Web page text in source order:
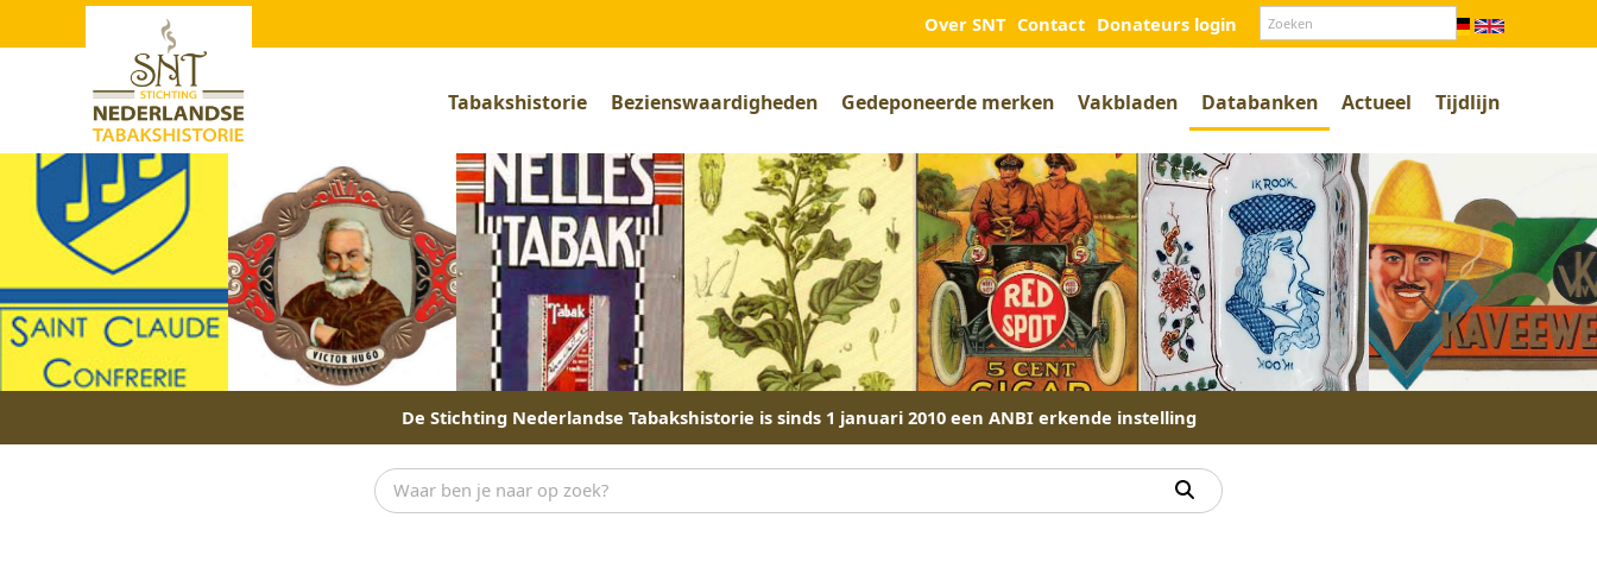
Over SNT Contact Donateurs login
Tabakshistorie Bezienswaardigheden Gedeponeerde merken Vakbladen Databanken Actueel Tijdlijn
De Stichting Nederlandse Tabakshistorie is sinds 1 januari 2010 een ANBI erkende instelling